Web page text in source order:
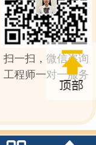
扫一扫，微信咨询
工程师一对一服务